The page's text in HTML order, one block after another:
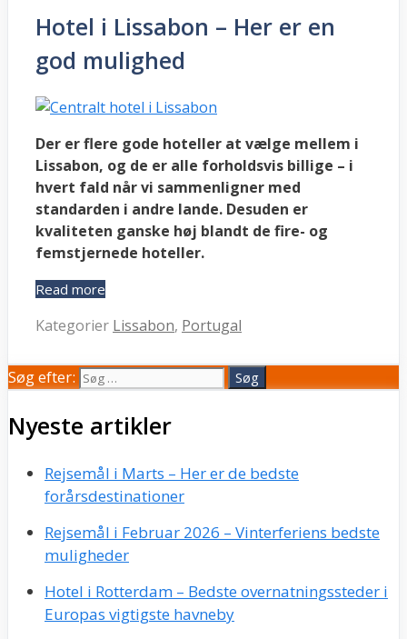
Hotel i Lissabon – Her er en
god mulighed
Der er flere gode hoteller at vælge mellem i
Lissabon, og de er alle forholdsvis billige – i
hvert fald når vi sammenligner med
standarden i andre lande. Desuden er
kvaliteten ganske høj blandt de fire- og
femstjernede hoteller.
Read more
Kategorier Lissabon, Portugal
Søg efter:
Nyeste artikler
Rejsemål i Marts – Her er de bedste
forårsdestinationer
Rejsemål i Februar 2026 – Vinterferiens bedste
muligheder
Hotel i Rotterdam – Bedste overnatningssteder i
Europas vigtigste havneby